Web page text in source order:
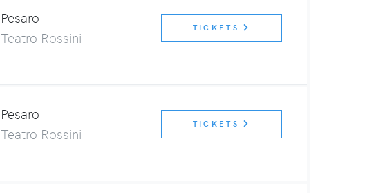
Pesaro
Teatro Rossini
TICKETS
Pesaro
Teatro Rossini
TICKETS